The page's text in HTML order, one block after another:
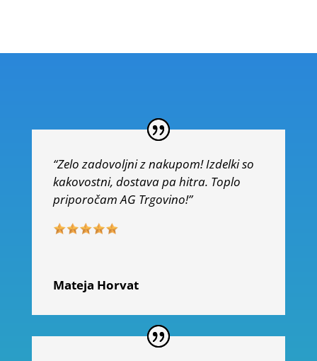
“Zelo zadovoljni z nakupom! Izdelki so
kakovostni, dostava pa hitra. Toplo
priporočam AG Trgovino!”
Mateja Horvat